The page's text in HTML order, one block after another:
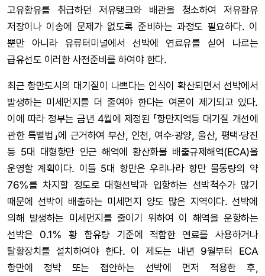
고유황유를 취급하던 저유탱크와 배관을 청소하여 저유황유
저장이나 이송에 문제가 없도록 준비하는 과정도 필요하다. 이
뿐만 아니라 유류터미널에서 선박에 연료유를 싣어 나르는
급유선도 이러한 사전준비를 하여야 한다.
최근 항만도시의 대기질이 나쁘다는 인식이 확산되면서 선박에서
발생하는 미세먼지를 더 줄여야 한다는 여론이 제기되고 있다.
이에 따라 정부는 금년 4월에 제정된 「항만지역등 대기질 개선에
관한 특별법」에 근거하여 부산, 인천, 여수·광양, 울산, 평택·당진
등 5대 대형항만 인근 해역에 황산화물 배출규제해역(ECA)을
운영할 계획이다. 이들 5대 항만은 우리나라 항만 물동량의 약
76%를 차지할 정도로 대형선박과 입항하는 선박척수가 많기
때문에 선박이 배출하는 미세먼지 양도 많은 지역이다. 선박에
의해 발생하는 미세먼지를 줄이기 위하여 이 해역을 운항하는
선박은 0.1% 황 함유량 기준에 적합한 연료를 사용하거나
탈황장치를 설치하여야 한다. 이 제도는 내년 9월부터 ECA
항만에 정박 또는 접안하는 선박에 먼저 적용한 후,